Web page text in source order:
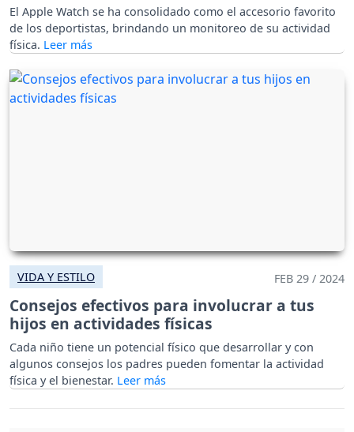
El Apple Watch se ha consolidado como el accesorio favorito
de los deportistas, brindando un monitoreo de su actividad
física.
VIDA Y ESTILO FEB 29 / 2024
Consejos efectivos para involucrar a tus
hijos en actividades físicas
Cada niño tiene un potencial físico que desarrollar y con
algunos consejos los padres pueden fomentar la actividad
física y el bienestar.